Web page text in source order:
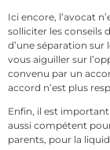
Ici encore, l’avocat
solliciter les conseils
d’une séparation sur
vous aiguiller sur
convenu par un
accord n’est plus
Enfin, il est
aussi compétent
parents, pour la